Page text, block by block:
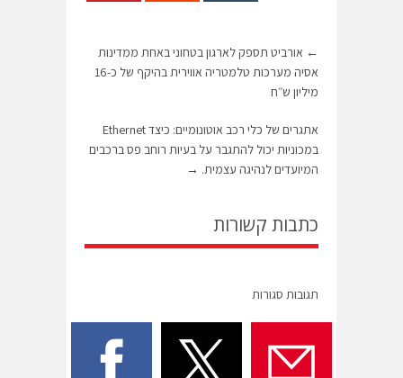
← אורביט תספק לארגון בטחוני באחת ממדינות
אסיה מערכות טלמטריה אווירית בהיקף של כ-16
מיליון ש״ח
אתגרים של כלי רכב אוטונומיים: כיצד Ethernet
במכוניות יכול להתגבר על בעיות רוחב פס ברכבים
המיועדים לנהיגה עצמית. →
כתבות קשורות
תגובות סגורות